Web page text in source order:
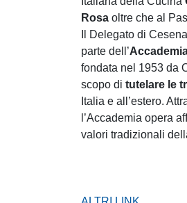
Rosa oltre che al
Il Delegato di
parte dell’
fondata nel 1953 da
scopo di tutelare le
Italia e all’estero.
l’Accademia opera
valori tradizionali